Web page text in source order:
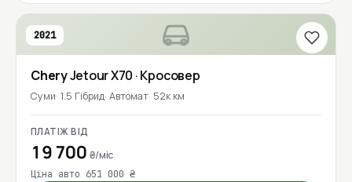
2021
CheryJetour X70 · Кросовер
Суми 1.5 Гібрид Автомат 52к км
ПЛАТІЖ ВІД
19 700 ₴/міс
Ціна авто 651 000 ₴